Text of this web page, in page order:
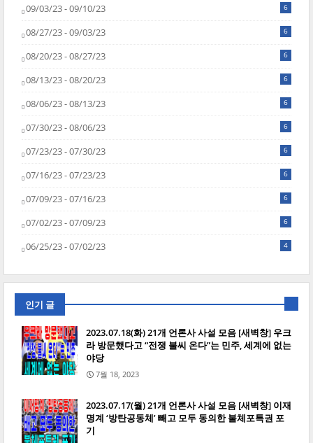
09/03/23 - 09/10/23 6
08/27/23 - 09/03/23 6
08/20/23 - 08/27/23 6
08/13/23 - 08/20/23 6
08/06/23 - 08/13/23 6
07/30/23 - 08/06/23 6
07/23/23 - 07/30/23 6
07/16/23 - 07/23/23 6
07/09/23 - 07/16/23 6
07/02/23 - 07/09/23 6
06/25/23 - 07/02/23 4
인기 글
2023.07.18(화) 21개 언론사 사설 모음 [새벽창] 우크
라 방문했다고 “전쟁 불씨 온다”는 민주, 세계에 없는
야당
7월 18, 2023
2023.07.17(월) 21개 언론사 사설 모음 [새벽창] 이재
명계 ‘방탄공동체’ 빼고 모두 동의한 불체포특권 포
기